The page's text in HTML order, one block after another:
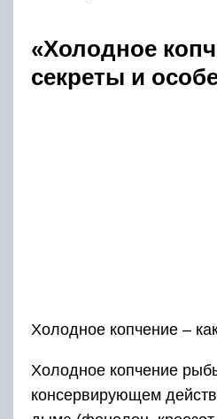
«Холодное
секреты и
Холодное копчение –
Холодное копчение
консервирующем